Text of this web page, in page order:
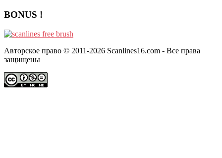
BONUS !
Авторское право © 2011-2026 Scanlines16.com - Все права
защищены